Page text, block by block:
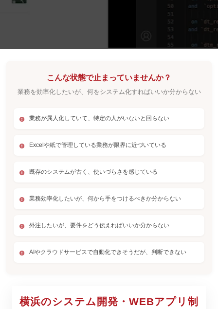
こんな状態で止まっていませんか？
業務を効率化したいが、何をシステム化すればいいか分からない
業務が属人化していて、特定の人がいないと回らない
Excelや紙で管理している業務が限界に近づいている
既存のシステムが古く、使いづらさを感じている
業務効率化したいが、何から手をつけるべきか分からない
外注したいが、要件をどう伝えればいいか分からない
AIやクラウドサービスで自動化できそうだが、判断できない
横浜のシステム開発・WEBアプリ制